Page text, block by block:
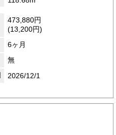
473,880円
(13,200円)
6ヶ月
無
2026/12/1